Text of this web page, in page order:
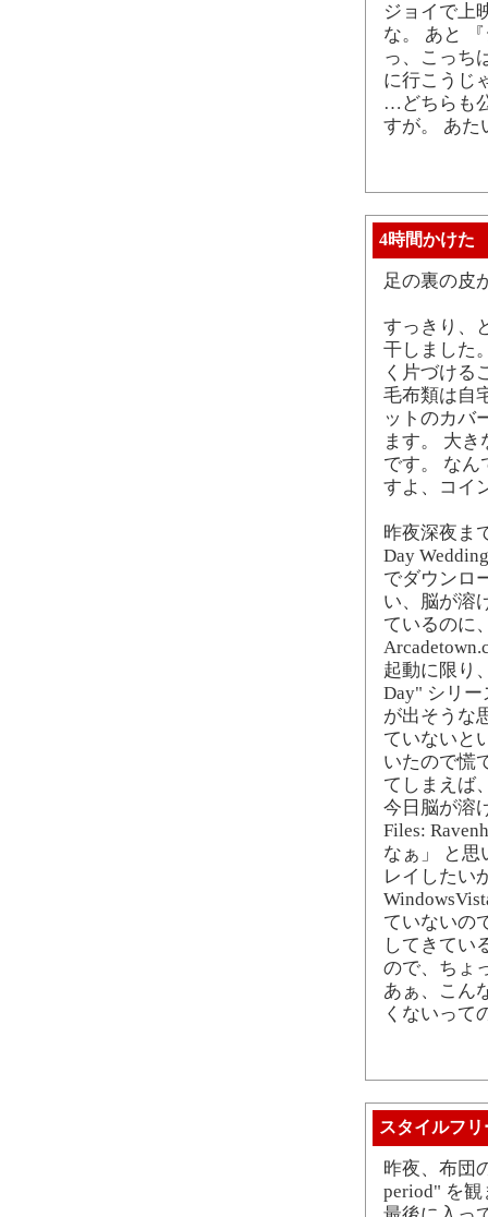
ジョイで上
な。 あと
っ、こっち
に行こうじ
…どちらも
すが。 あた
4時間かけた
足の裏の皮
すっきり、
干しました
く片づける
毛布類は自
ットのカバ
ます。 大
です。 なん
すよ、コイ
昨夜深夜ま
Day
でダウンロ
い、脳が溶
ているのに
起動に限り
Day" シリ
が出そうな
ていないと
いたので慌
てしまえば
今日脳が溶
Files:
なぁ」 と思
レイしたい
ていないの
してきてい
ので、ちょ
あぁ、こん
くないって
スタイルフリ
昨夜、布団
period" を